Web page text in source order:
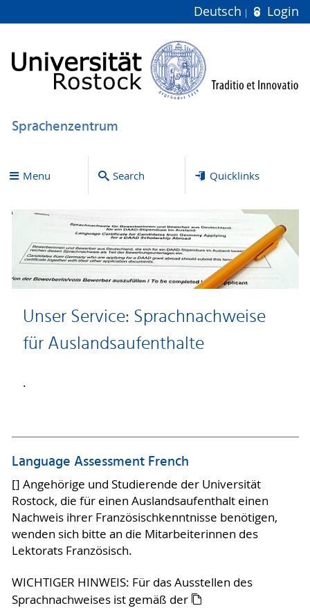
Deutsch Login
Sprachenzentrum
Menu Search Quicklinks
Unser Service: Sprachnachweise
für Auslandsaufenthalte
.
Language Assessment French
[] Angehörige und Studierende der Universität
Rostock, die für einen Auslandsaufenthalt einen
Nachweis ihrer Französischkenntnisse benötigen,
wenden sich bitte an die Mitarbeiterinnen des
Lektorats Französisch.
WICHTIGER HINWEIS: Für das Ausstellen des
Sprachnachweises ist gemäß der